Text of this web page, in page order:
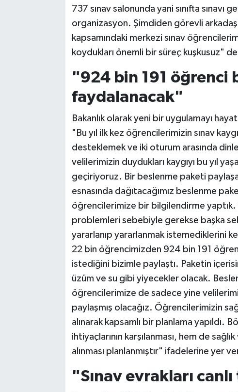
737 sınav salonunda yani sınıfta
organizasyon. Şimdiden görevli
kapsamındaki merkezi sınav
koydukları önemli bir süreç kuşkusuz"
"924 bin 191 öğrenci
faydalanacak"
Bakanlık olarak yeni bir uygulamayı
"Bu yıl ilk kez öğrencilerimizin sınav
desteklemek ve iki oturum arasında
velilerimizin duydukları kaygıyı bu yıl
geçiriyoruz. Bir beslenme paketi
esnasında dağıtacağımız beslenme
öğrencilerimize bir bilgilendirme
problemleri sebebiyle gerekse başka
yararlanıp yararlanmak istemediklerini
22 bin öğrencimizden 924 bin 191
istediğini bizimle paylaştı. Paketin
üzüm ve su gibi yiyecekler olacak.
öğrencilerimize de sadece yine
paylaşmış olacağız. Öğrencilerimizin
alınarak kapsamlı bir planlama
ihtiyaçlarının karşılanması, hem de
alınması planlanmıştır" ifadelerine yer
"Sınav evrakları